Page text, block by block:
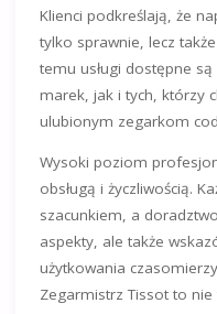
Klienci podkreślają, że
tylko sprawnie, lecz
temu usługi dostępne
marek, jak i tych, którzy
ulubionym zegarkom
Wysoki poziom
obsługą i życzliwością.
szacunkiem, a
aspekty, ale także
użytkowania
Zegarmistrz Tissot to